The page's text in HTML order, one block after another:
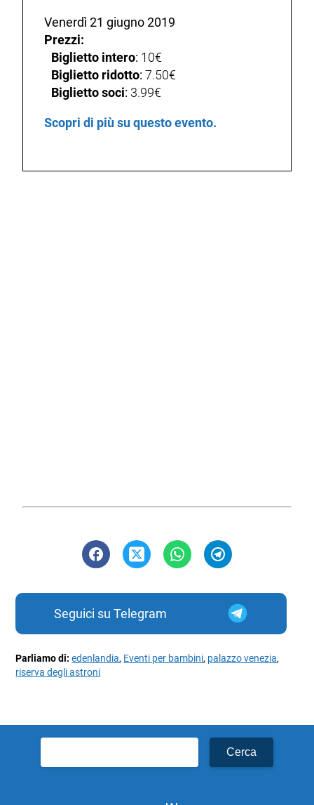
Venerdì 21 giugno 2019
Prezzi:
Biglietto intero: 10€
Biglietto ridotto:7.50€
Biglietto soci: 3.99€
Scopri di più su questo evento.
Seguici su Telegram
Parliamo di:edenlandia, Eventi per bambini, palazzo venezia,
riserva degli astroni
per: